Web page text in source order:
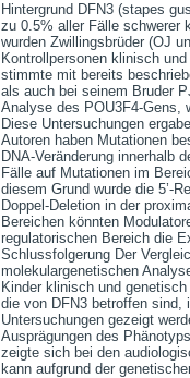
Hintergrund DFN3 (stapes
zu 0.5% aller Fälle schwerer
wurden Zwillingsbrüder (OJ
Kontrollpersonen klinisch
stimmte mit bereits
als auch bei seinem Bruder
Analyse des POU3F4-Gens,
Diese Untersuchungen
Autoren haben Mutationen
DNA-Veränderung innerhalb
Fälle auf Mutationen im
diesem Grund wurde die 5’-
Doppel-Deletion in der
Bereichen könnten
regulatorischen Bereich die
Schlussfolgerung Der
molekulargenetischen
Kinder klinisch und
die von DFN3 betroffen sind,
Untersuchungen gezeigt
Ausprägungen des
zeigte sich bei den
kann aufgrund der